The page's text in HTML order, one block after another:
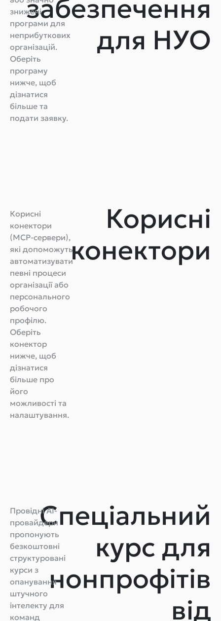
забезпечення
для НУО
знижені
програми для
неприбуткових
організацій.
Оберіть
програму
нижче, щоб
дізнатися
більше та
подати заявку.
Корисні
конектори
Корисні
конектори
(MCP-сервери),
які допоможуть
автоматизувати
певні процеси
організації або
персонального
робочого
профілю.
Оберіть
конектор
нижче, щоб
дізнатися
більше про
його
можливості та
налаштування.
Спеціальний
курс для
нонпрофітів
від
Провідні AI-
провайдери
пропонують
безкоштовні
структуровані
курси з
опанування
штучного
інтелекту для
команд